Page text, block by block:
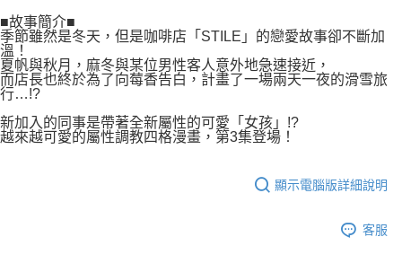
５．嚴禁一人註冊多個帳號或使用他人資訊註冊。若發現惡意使用之情形，
恩沛科技股份有限公司將有權停止該用戶之使用額度並採取法律行動。
■故事簡介■
季節雖然是冬天，但是咖啡店「STILE」的戀愛故事卻不斷加
溫！
夏帆與秋月，麻冬與某位男性客人意外地急速接近，
而店長也終於為了向莓香告白，計畫了一場兩天一夜的滑雪旅
行…!?
新加入的同事是帶著全新屬性的可愛「女孩」!?
越來越可愛的屬性調教四格漫畫，第3集登場！
顯示電腦版詳細說明
客服